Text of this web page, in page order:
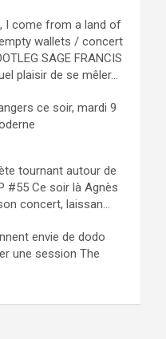
I come from a land of
wallets / concert
SAGE FRANCIS
plaisir de se mêler...
ce soir, mardi 9
tournant autour de
#55 Ce soir là Agnès
concert, laissan...
envie de dodo
une session The